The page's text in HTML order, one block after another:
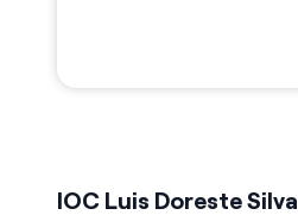
IOC Luis Doreste Silva